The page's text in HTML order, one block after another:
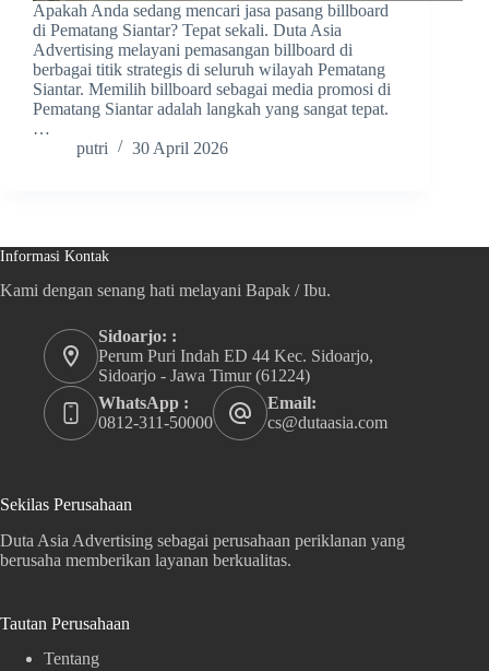
Apakah Anda sedang mencari jasa pasang billboard
di Pematang Siantar? Tepat sekali. Duta Asia
Advertising melayani pemasangan billboard di
berbagai titik strategis di seluruh wilayah Pematang
Siantar. Memilih billboard sebagai media promosi di
Pematang Siantar adalah langkah yang sangat tepat.
…
putri
30 April 2026
Informasi Kontak
Kami dengan senang hati melayani Bapak / Ibu.
Sidoarjo: :
Perum Puri Indah ED 44 Kec. Sidoarjo,
Sidoarjo - Jawa Timur (61224)
WhatsApp :
0812-311-50000
Email:
cs@dutaasia.com
Sekilas Perusahaan
Duta Asia Advertising sebagai perusahaan periklanan yang
berusaha memberikan layanan berkualitas.
Tautan Perusahaan
Tentang